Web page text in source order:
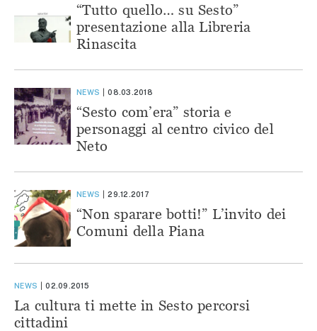
“Tutto quello… su Sesto”
presentazione alla Libreria
Rinascita
NEWS 08.03.2018
“Sesto com’era” storia e
personaggi al centro civico del
Neto
NEWS 29.12.2017
“Non sparare botti!” L’invito dei
Comuni della Piana
NEWS 02.09.2015
La cultura ti mette in Sesto percorsi
cittadini